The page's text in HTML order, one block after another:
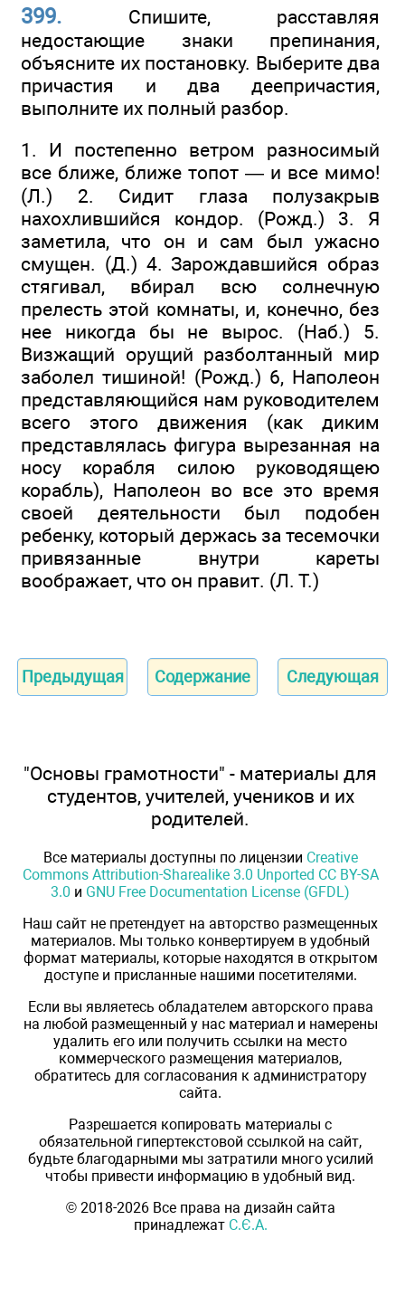
399. Спишите, расставляя
недостающие знаки препинания,
объясните их постановку. Выберите два
причастия и два деепричастия,
выполните их полный разбор.
1. И постепенно ветром разносимый
все ближе, ближе топот — и все мимо!
(Л.) 2. Сидит глаза полузакрыв
нахохлившийся кондор. (Рожд.) 3. Я
заметила, что он и сам был ужасно
смущен. (Д.) 4. Зарождавшийся образ
стягивал, вбирал всю солнечную
прелесть этой комнаты, и, конечно, без
нее никогда бы не вырос. (Наб.) 5.
Визжащий орущий разболтанный мир
заболел тишиной! (Рожд.) 6, Наполеон
представляющийся нам руководителем
всего этого движения (как диким
представлялась фигура вырезанная на
носу корабля силою руководящею
корабль), Наполеон во все это время
своей деятельности был подобен
ребенку, который держась за тесемочки
привязанные внутри кареты
воображает, что он правит. (Л. Т.)
Предыдущая Содержание Следующая
"Основы грамотности" - материалы для
студентов, учителей, учеников и их
родителей.
Все материалы доступны по лицензии Creative
Commons Attribution-Sharealike 3.0 Unported CC BY-SA
3.0 и GNU Free Documentation License (GFDL)
Наш сайт не претендует на авторство размещенных
материалов. Мы только конвертируем в удобный
формат материалы, которые находятся в открытом
доступе и присланные нашими посетителями.
Если вы являетесь обладателем авторского права
на любой размещенный у нас материал и намерены
удалить его или получить ссылки на место
коммерческого размещения материалов,
обратитесь для согласования к администратору
сайта.
Разрешается копировать материалы с
обязательной гипертекстовой ссылкой на сайт,
будьте благодарными мы затратили много усилий
чтобы привести информацию в удобный вид.
© 2018-2026 Все права на дизайн сайта
принадлежат С.Є.А.